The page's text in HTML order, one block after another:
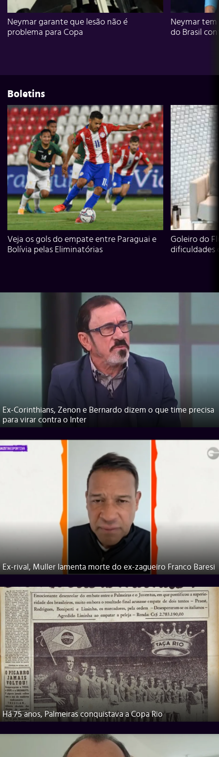
Neymar garante que lesão não é
problema para Copa
Neymar
do Brasil
Boletins
Veja os gols do empate entre Paraguai e
Bolívia pelas Eliminatórias
Goleiro do
dificuldades
Ex-Corinthians, Zenon e Bernardo dizem o que time precisa
para virar contra o Inter
Ex-rival, Muller lamenta morte do ex-zagueiro Franco Baresi
Há 75 anos, Palmeiras conquistava a Copa Rio